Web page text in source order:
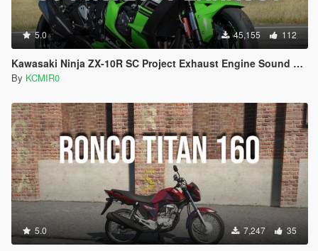
5.0 45,155 112
Kawasaki Ninja ZX-10R SC Project Exhaust Engine Sound Mod [Add-on / FiveM]
By KCMIR0
5.0 7,247 35